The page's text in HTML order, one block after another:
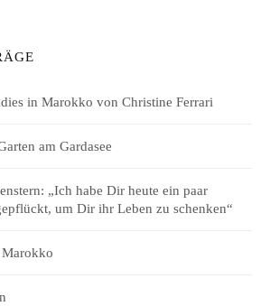
in Marokko von Christine Ferrari
am Gardasee
„Ich habe Dir heute ein paar
um Dir ihr Leben zu schenken“